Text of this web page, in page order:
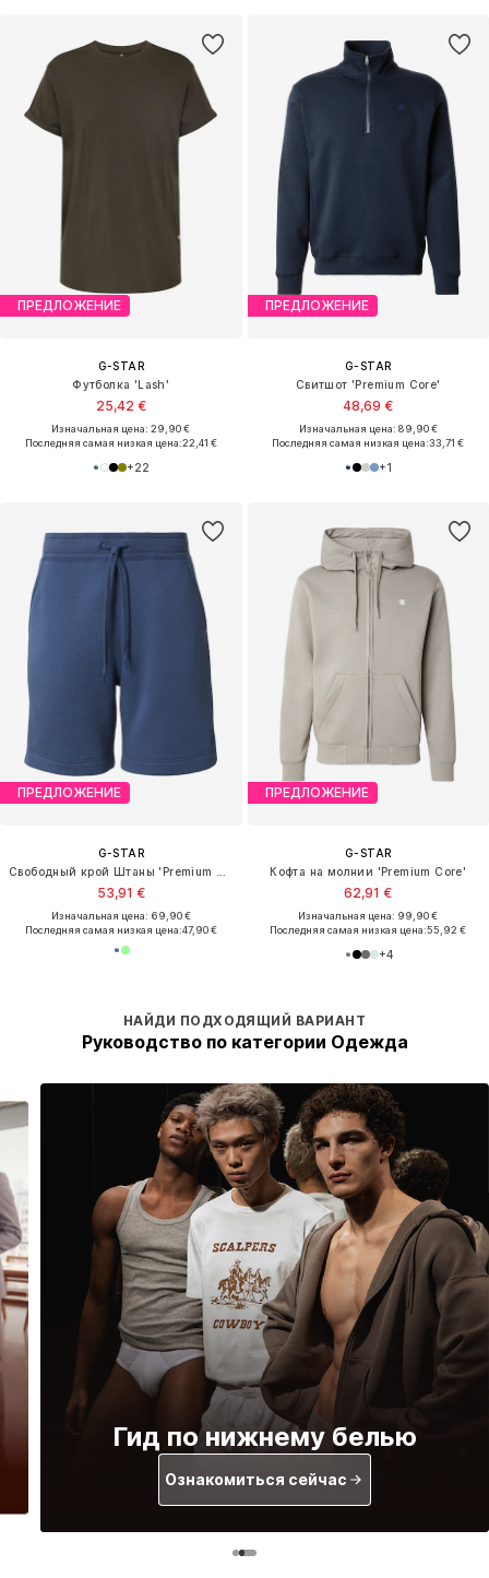
ПРЕДЛОЖЕНИЕ
G-STAR
Футболка 'Lash'
25,42 €
Изначальная цена: 29,90 €
Последняя самая низкая цена:22,41 €
+22
ПРЕДЛОЖЕНИЕ
G-STAR
Свитшот 'Premium Core'
48,69 €
Изначальная цена: 89,90 €
Последняя самая низкая цена:33,71 €
+1
ПРЕДЛОЖЕНИЕ
G-STAR
53,91 €
Изначальная цена: 69,90 €
Последняя самая низкая цена:47,90 €
ПРЕДЛОЖЕНИЕ
G-STAR
Кофта на молнии 'Premium Core'
62,91 €
Изначальная цена: 99,90 €
Последняя самая низкая цена:55,92 €
+4
НАЙДИ ПОДХОДЯЩИЙ ВАРИАНТ
Руководство по категории Одежда
Гид по нижнему белью
Ознакомиться сейчас